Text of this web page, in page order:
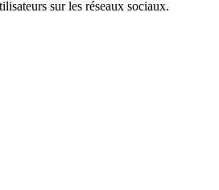
sur les réseaux sociaux.